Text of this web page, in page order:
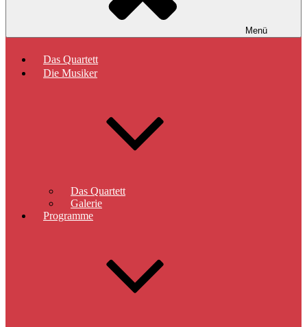
Menü
Das Quartett
Die Musiker
Das Quartett
Galerie
Programme